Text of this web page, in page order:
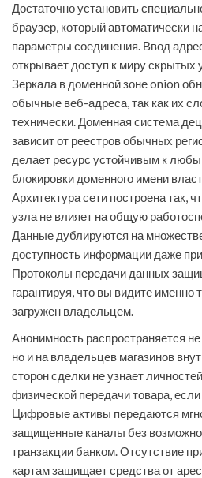
Достаточно установить
браузер, который автоматически
параметры соединения. Ввод
открывает доступ к миру скрытых
Зеркала в доменной зоне onion
обычные веб-адреса, так как их
технически. Доменная система
зависит от реестров обычных
делает ресурс устойчивым к
блокировки доменного имени
Архитектура сети построена так,
узла не влияет на общую
Данные дублируются на
доступность информации даже
Протоколы передачи данных
гарантируя, что вы видите именно
загружен владельцем.
Анонимность распространяется
но и на владельцев магазинов
сторон сделки не узнает
физической передачи товара,
Цифровые активы передаются
защищенные каналы без
транзакции банком. Отсутствие
картам защищает средства от